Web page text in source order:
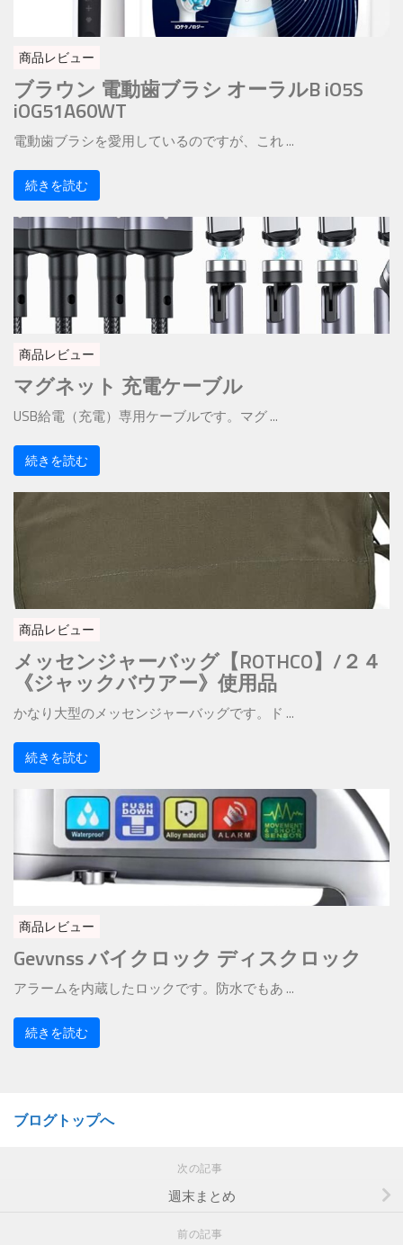
商品レビュー
ブラウン 電動歯ブラシ オーラルB iO5S
iOG51A60WT
電動歯ブラシを愛用しているのですが、これ ...
続きを読む
商品レビュー
マグネット 充電ケーブル
USB給電（充電）専用ケーブルです。マグ ...
続きを読む
商品レビュー
メッセンジャーバッグ【ROTHCO】/２４
《ジャックバウアー》使用品
かなり大型のメッセンジャーバッグです。ド ...
続きを読む
商品レビュー
Gevvnss バイクロック ディスクロック
アラームを内蔵したロックです。防水でもあ ...
続きを読む
ブログトップへ
次の記事
週末まとめ
前の記事